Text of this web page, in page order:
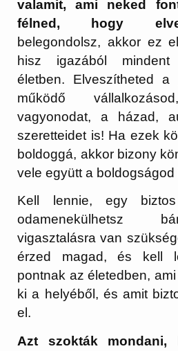
valamit, ami neked
félned, hogy
belegondolsz, akkor ez
hisz igazából
életben. Elveszítheted
működő
vagyonodat, a házad,
szeretteidet is! Ha ezek
boldoggá, akkor bizony
vele együtt a boldogságod
Kell lennie, egy
odamenekülhetsz
vigasztalásra van
érzed magad, és kell
pontnak az életedben,
ki a helyéből, és amit
el.
Azt szokták mondani,